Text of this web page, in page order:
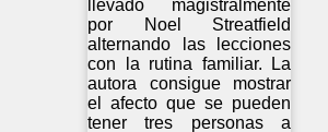
llevado magistralmente
por Noel Streatfield
alternando las lecciones
con la rutina familiar. La
autora consigue mostrar
el afecto que se pueden
tener tres personas a